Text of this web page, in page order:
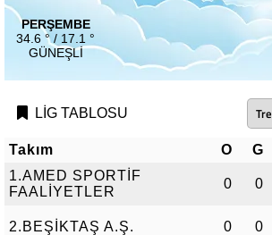
PERŞEMBE
34.6 ° / 17.1 °
GÜNEŞLI
LİG TABLOSU
Takım O G
1.AMED SPORTİF
FAALİYETLER
0 0
2.BEŞİKTAŞ A.Ş. 0 0